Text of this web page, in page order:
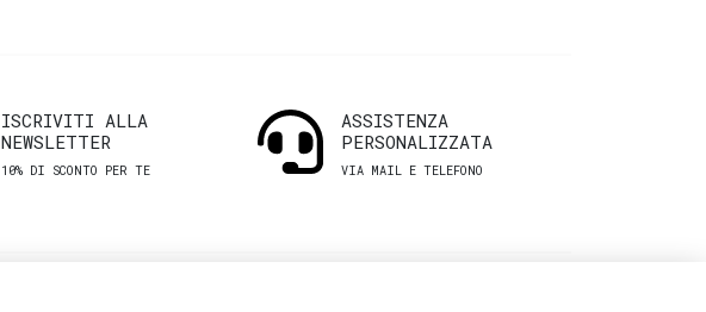
ISCRIVITI ALLA
NEWSLETTER
10% DI SCONTO PER TE
ASSISTENZA
PERSONALIZZATA
VIA MAIL E TELEFONO